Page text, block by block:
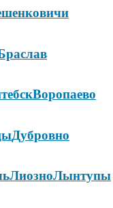
Воропаево
Дубровно
ЛиозноЛынтупы